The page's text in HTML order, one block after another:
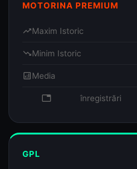
MOTORINA PREMIUM
trending_upMaxim Istoric
trending_downMinim Istoric
analyticsMedia
database înregistrări
GPL